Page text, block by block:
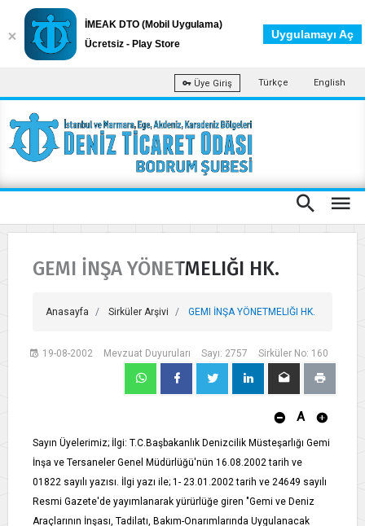
Üye Giriş Türkçe English
GEMI İNŞA YÖNETMELIĞI HK.
Anasayfa Sirküler Arşivi GEMI İNŞA YÖNETMELIĞI HK.
19-08-2002 Mevzuat Duyuruları Sayı: 2757 Sirküler No: 160
A
Sayın Üyelerimiz; İlgi: T.C.Başbakanlık Denizcilik Müsteşarlığı Gemi
İnşa ve Tersaneler Genel Müdürlüğü'nün 16.08.2002 tarih ve
01822 sayılı yazısı. İlgi yazı ile; 1- 23.01.2002 tarih ve 24649 sayılı
Resmi Gazete'de yayımlanarak yürürlüğe giren "Gemi ve Deniz
Araçlarının İnşası, Tadilatı, Bakım-Onarımlarında Uygulanacak
İMEAK DTO (Mobil Uygulama)
Ücretsiz - Play Store
Uygulamayı Aç